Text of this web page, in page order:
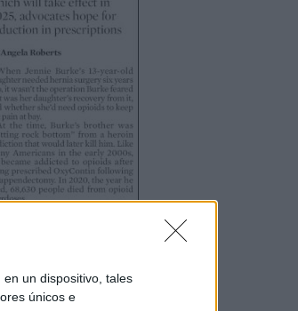
un dispositivo, tales
únicos e